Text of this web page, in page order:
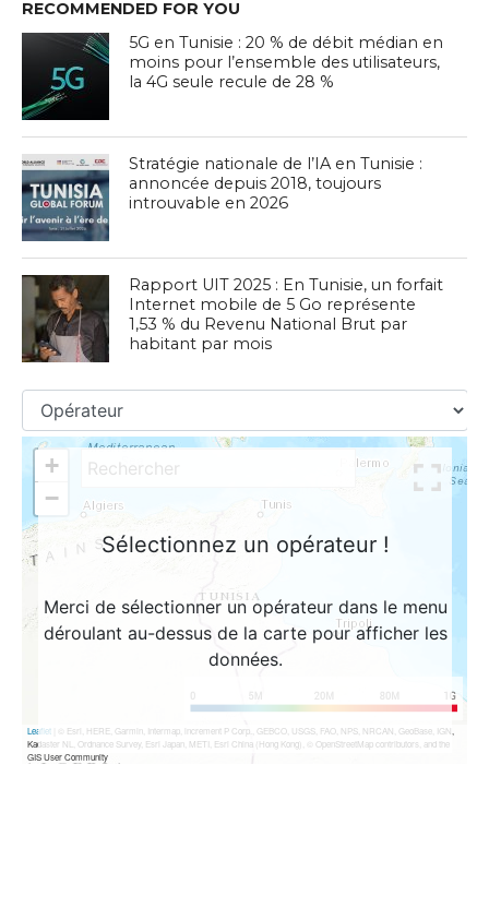
RECOMMENDED FOR YOU
5G en Tunisie : 20 % de débit médian en
moins pour l’ensemble des utilisateurs,
la 4G seule recule de 28 %
Stratégie nationale de l’IA en Tunisie :
annoncée depuis 2018, toujours
introuvable en 2026
Rapport UIT 2025 : En Tunisie, un forfait
Internet mobile de 5 Go représente
1,53 % du Revenu National Brut par
habitant par mois